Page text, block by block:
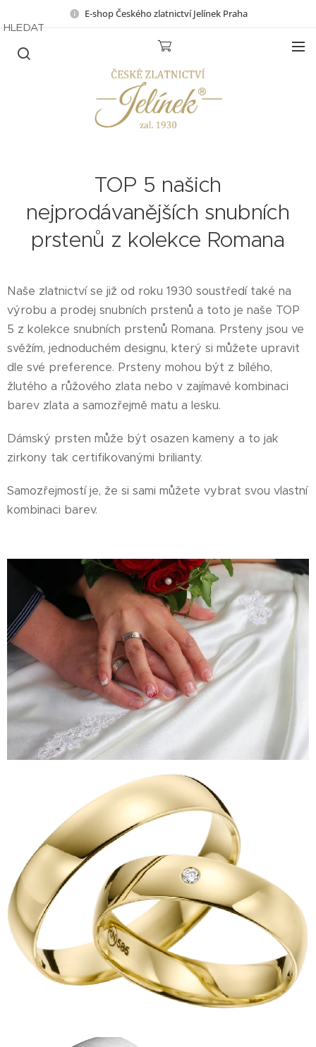
E-shop Českého zlatnictví Jelínek Praha
HLEDAT
TOP 5 našich
nejprodávanějších snubních
prstenů z kolekce Romana
Naše zlatnictví se již od roku 1930 soustředí také na
výrobu a prodej snubních prstenů a toto je naše TOP
5 z kolekce snubních prstenů Romana. Prsteny jsou ve
svěžím, jednoduchém designu, který si můžete upravit
dle své preference. Prsteny mohou být z bílého,
žlutého a růžového zlata nebo v zajímavé kombinaci
barev zlata a samozřejmě matu a lesku.
Dámský prsten může být osazen kameny a to jak
zirkony tak certifikovanými brilianty.
Samozřejmostí je, že si sami můžete vybrat svou vlastní
kombinaci barev.